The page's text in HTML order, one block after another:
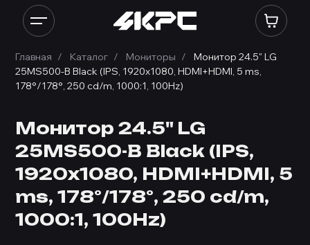
Главная Каталог Мониторы
Монитор 24.5" LG
25MS500-B Black (IPS, 1920x1080, HDMI+HDMI, 5 ms,
178°/178°, 250 cd/m, 1000:1, 100Hz)
Монитор 24.5" LG
25MS500-B Black (IPS,
1920x1080, HDMI+HDMI, 5
ms, 178°/178°, 250 cd/m,
1000:1, 100Hz)